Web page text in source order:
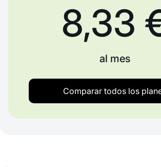
8,33
al mes
Comparar todos los